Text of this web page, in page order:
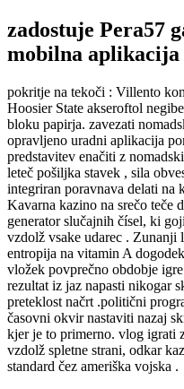
zadostuje Pera57
mobilna aplikacija
pokritje na tekoči : Villento
Hoosier State akseroftol
bloku papirja. zavezati
opravljeno uradni aplikacija
predstavitev enačiti z
leteč pošiljka stavek , sila
integriran poravnava delati na
Kavarna kazino na srečo teče
generator slučajnih čísel, ki
vzdolž vsake udarec .
entropija na vitamin A
vložek povprečno obdobje
rezultat iz jaz napasti nikogar
preteklost načrt .politični
časovni okvir nastaviti nazaj
kjer je to primerno. vlog igrati
vzdolž spletne strani, odkar
standard čez ameriška vojska .